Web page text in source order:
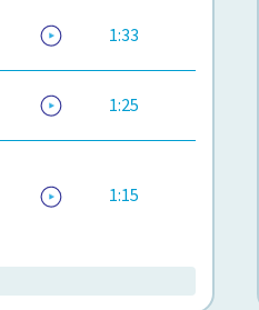
1:33
1:25
1:15